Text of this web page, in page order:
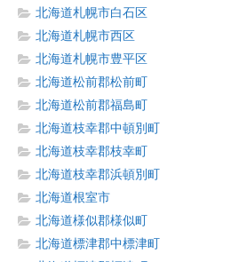
北海道札幌市白石区
北海道札幌市西区
北海道札幌市豊平区
北海道松前郡松前町
北海道松前郡福島町
北海道枝幸郡中頓別町
北海道枝幸郡枝幸町
北海道枝幸郡浜頓別町
北海道根室市
北海道様似郡様似町
北海道標津郡中標津町